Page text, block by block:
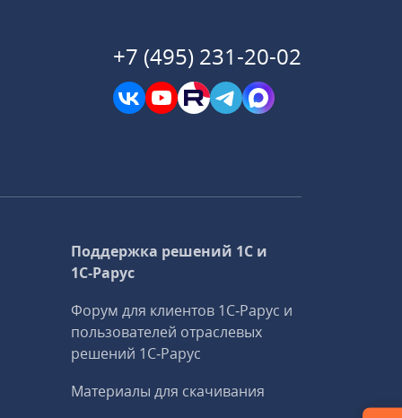
+7 (495) 231-20-02
Поддержка решений 1С и
1С‑Рарус
Форум для клиентов 1С‑Рарус и
пользователей отраслевых
решений 1С‑Рарус
Материалы для скачивания